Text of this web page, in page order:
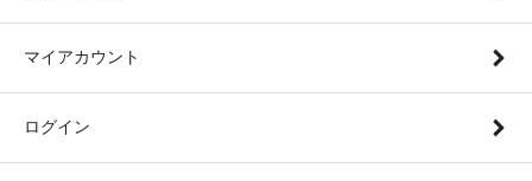
マイアカウント
ログイン